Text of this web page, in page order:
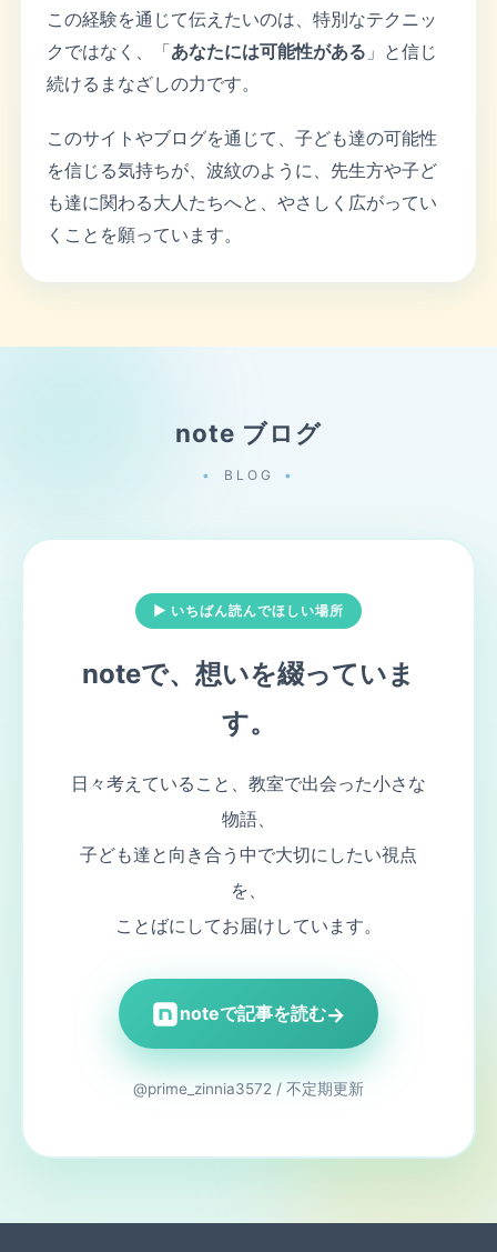
この経験を通じて伝えたいのは、特別なテクニッ
クではなく、「あなたには可能性がある 」と信じ
続けるまなざしの力です。
このサイトやブログを通じて、子ども達の可能性
を信じる気持ちが、波紋のように、先生方や子ど
も達に関わる大人たちへと、やさしく広がってい
くことを願っています。
note ブログ
BLOG
▶ いちばん読んでほしい場所
noteで、想いを綴っていま
す。
日々考えていること、教室で出会った小さな
物語、
子ども達と向き合う中で大切にしたい視点
を、
ことばにしてお届けしています。
noteで記事を読む→
@prime_zinnia3572 / 不定期更新